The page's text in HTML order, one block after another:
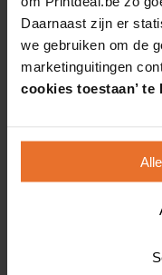
Daarnaast zijn er
we gebruiken om de
marketinguitingen
cookies toestaan’